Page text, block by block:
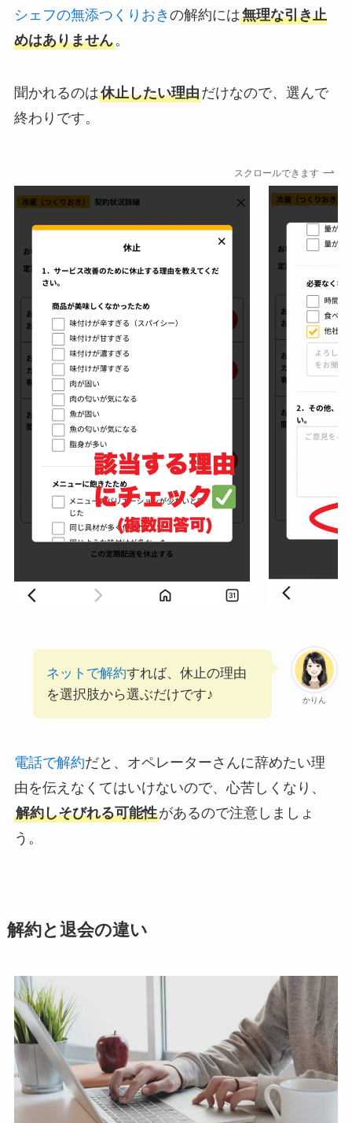
シェフの無添つくりおき の解約には無理な引き止
めはありません。
聞かれるのは休止したい理由だけなので、選んで
終わりです。
スクロールできます
かりん
ネットで解約すれば、休止の理由
を選択肢から選ぶだけです♪
電話で解約だと、オペレーターさんに辞めたい理
由を伝えなくてはいけないので、心苦しくなり、
解約しそびれる可能性があるので注意しましょ
う。
解約と退会の違い